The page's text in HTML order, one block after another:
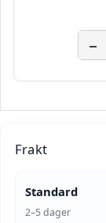
−
Frakt
Standard
2–5 dager